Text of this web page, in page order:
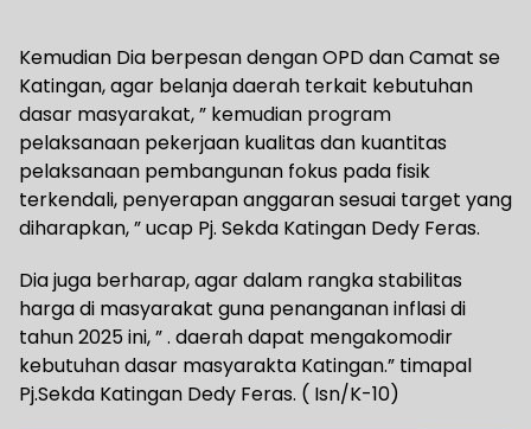
Kemudian Dia berpesan dengan OPD dan Camat se
Katingan, agar belanja daerah terkait kebutuhan
dasar masyarakat, ” kemudian program
pelaksanaan pekerjaan kualitas dan kuantitas
pelaksanaan pembangunan fokus pada fisik
terkendali, penyerapan anggaran sesuai target yang
diharapkan, ” ucap Pj. Sekda Katingan Dedy Feras.
Dia juga berharap, agar dalam rangka stabilitas
harga di masyarakat guna penanganan inflasi di
tahun 2025 ini, ” . daerah dapat mengakomodir
kebutuhan dasar masyarakta Katingan.” timapal
Pj.Sekda Katingan Dedy Feras. ( Isn/K-10)